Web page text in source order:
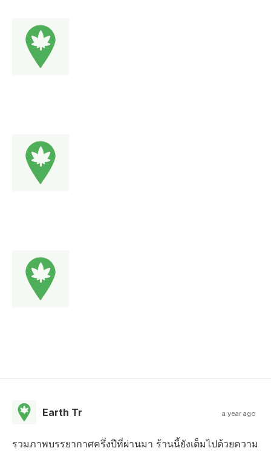
Earth Tr a year ago
รวมภาพบรรยากาศครึ่งปีที่ผ่านมา ร้านนี้ยังเต็มไปด้วยความ